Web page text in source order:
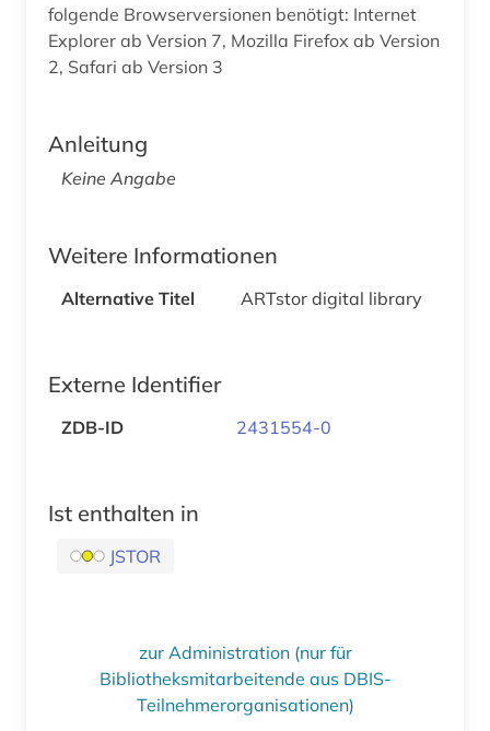
folgende Browserversionen benötigt: Internet
Explorer ab Version 7, Mozilla Firefox ab Version
2, Safari ab Version 3
Anleitung
Keine Angabe
Weitere Informationen
Alternative Titel ARTstor digital library
Externe Identifier
ZDB-ID 2431554-0
Ist enthalten in
JSTOR
zur Administration (nur für
Bibliotheksmitarbeitende aus DBIS-
Teilnehmerorganisationen)